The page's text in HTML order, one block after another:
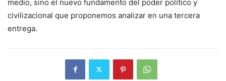
medio, sino el nuevo fundamento del poder político y
civilizacional que proponemos analizar en una tercera
entrega.